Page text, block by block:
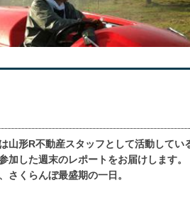
山形R不動産スタッフとして活動してい
加した週末のレポートをお届けします。
さくらんぼ最盛期の一日。